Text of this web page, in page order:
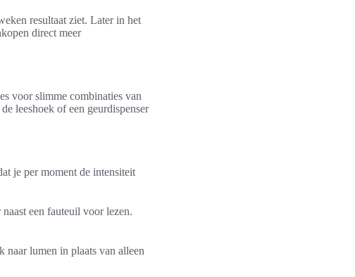
resultaat ziet. Later in het
direct meer
voor slimme combinaties van
leeshoek of een geurdispenser
je per moment de intensiteit
een fauteuil voor lezen.
naar lumen in plaats van alleen